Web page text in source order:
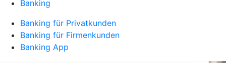
Banking
Banking für Privatkunden
Banking für Firmenkunden
Banking App